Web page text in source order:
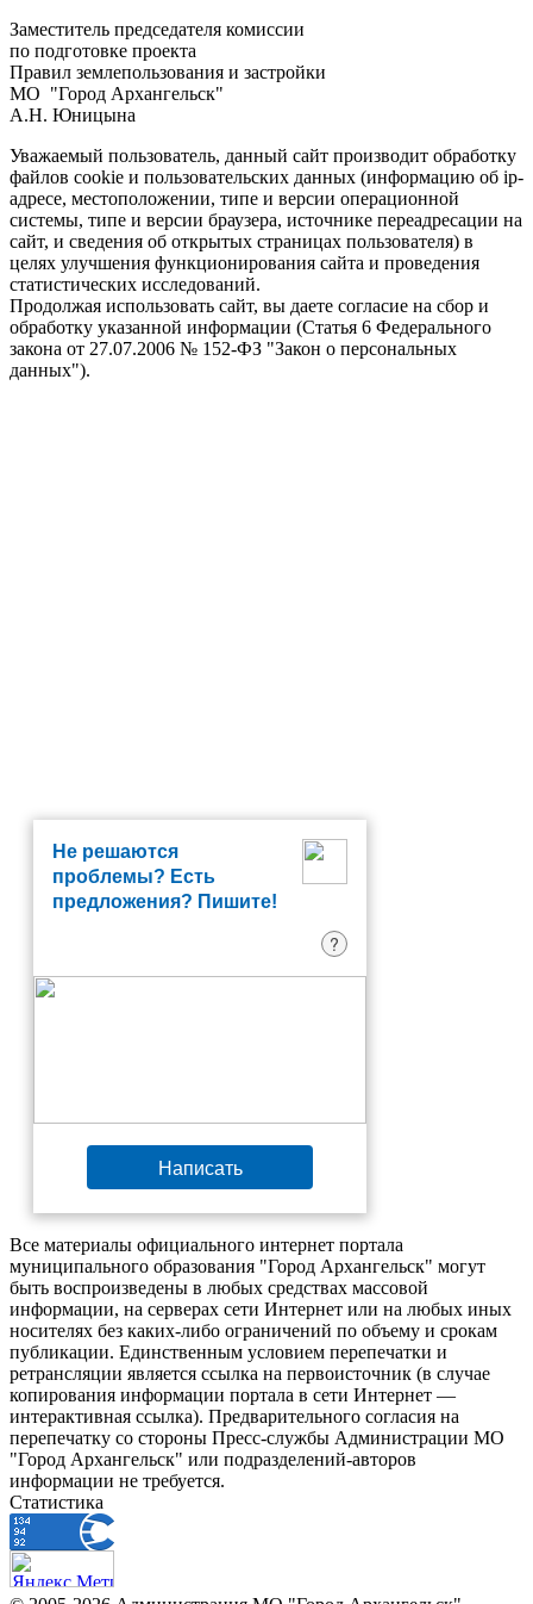
Заместитель председателя комиссии
по подготовке проекта
Правил землепользования и застройки
МО "Город Архангельск"
А.Н. Юницына
Уважаемый пользователь, данный сайт производит обработку
файлов cookie и пользовательских данных (информацию об ip-
адресе, местоположении, типе и версии операционной
системы, типе и версии браузера, источнике переадресации на
сайт, и сведения об открытых страницах пользователя) в
целях улучшения функционирования сайта и проведения
статистических исследований.
Продолжая использовать сайт, вы даете согласие на сбор и
обработку указанной информации (Статья 6 Федерального
закона от 27.07.2006 № 152-ФЗ "Закон о персональных
данных").
Не решаются
проблемы? Есть
предложения? Пишите!
?
Написать
Все материалы официального интернет портала
муниципального образования "Город Архангельск" могут
быть воспроизведены в любых средствах массовой
информации, на серверах сети Интернет или на любых иных
носителях без каких-либо ограничений по объему и срокам
публикации. Единственным условием перепечатки и
ретрансляции является ссылка на первоисточник (в случае
копирования информации портала в сети Интернет —
интерактивная ссылка). Предварительного согласия на
перепечатку со стороны Пресс-службы Администрации МО
"Город Архангельск" или подразделений-авторов
информации не требуется.
Статистика